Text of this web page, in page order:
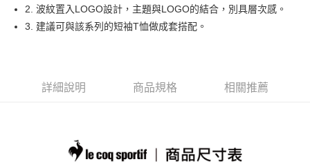
相關說明
【大哥付你分期使用說明】
1.本服務由台灣大哥大提供，台灣大哥大用戶可立即使用無須另外申請。
3.實際核准額度、可分期數及費用金額請依後續交易確認頁面所載為準。
1.分期款項不併入電信帳單，「大哥付你分期」於每月結算日後寄送繳費提
AFTEE先享後付
便利好安心！
【「AFTEE先享後付」結帳流程】
2. 波紋置入LOGO設計，主題與LOGO的結合，別具層次感。
3. 建議可與該系列的短袖T恤做成套搭配。
詳細說明 商品規格 相關推薦